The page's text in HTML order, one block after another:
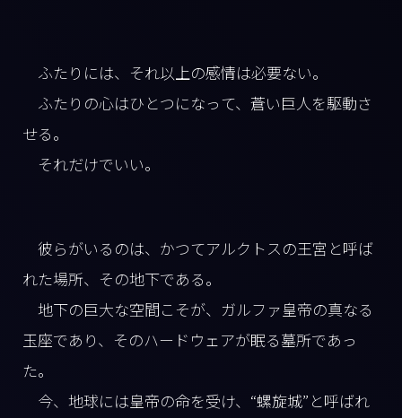
ふたりには、それ以上の感情は必要ない。
ふたりの心はひとつになって、蒼い巨人を駆動さ
せる。
それだけでいい。
彼らがいるのは、かつてアルクトスの王宮と呼ば
れた場所、その地下である。
地下の巨大な空間こそが、ガルファ皇帝の真なる
玉座であり、そのハードウェアが眠る墓所であっ
た。
今、地球には皇帝の命を受け、“螺旋城”と呼ばれ